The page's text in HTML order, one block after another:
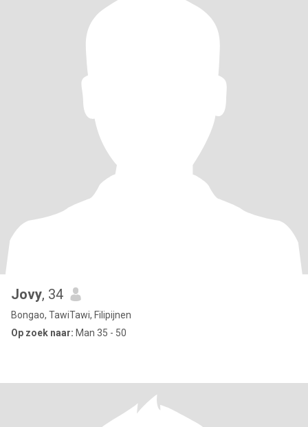
Jovy, 34
Bongao, TawiTawi, Filipijnen
Op zoek naar: Man 35 - 50